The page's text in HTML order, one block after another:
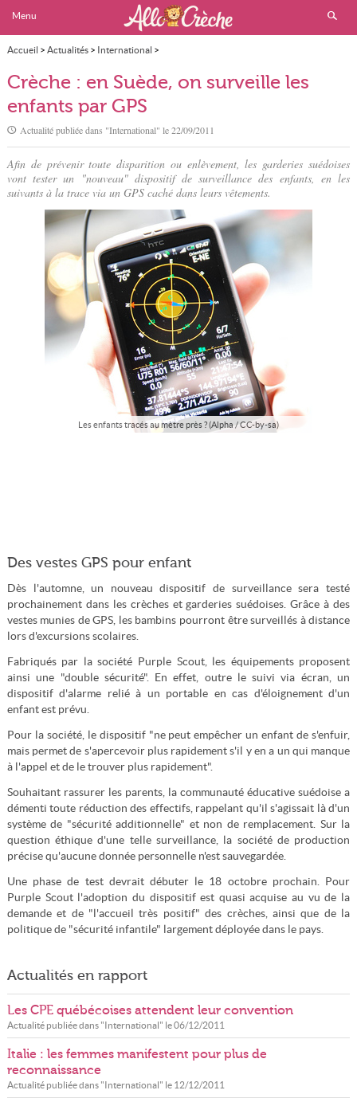
Menu
Accueil > Actualités> International >
Crèche : en Suède, on surveille les enfants par GPS
Crèche : en Suède, on surveille les
enfants par GPS
Actualité publiée dans "International" le22/09/2011
Afin de prévenir toute disparition ou enlèvement, les garderies suédoises
vont tester un "nouveau" dispositif de surveillance des enfants, en les
suivants à la trace via un GPS caché dans leurs vêtements.
Les enfants tracés au mètre près ? (Alpha / CC-by-sa)
Des vestes GPS pour enfant
Dès l'automne, un nouveau dispositif de surveillance sera testé
prochainement dans les crèches et garderies suédoises. Grâce à des
vestes munies de GPS, les bambins pourront être surveillés à distance
lors d'excursions scolaires.
Fabriqués par la société Purple Scout, les équipements proposent
ainsi une "double sécurité". En effet, outre le suivi via écran, un
dispositif d'alarme relié à un portable en cas d'éloignement d'un
enfant est prévu.
Pour la société, le dispositif "ne peut empêcher un enfant de s'enfuir,
mais permet de s'apercevoir plus rapidement s'il y en a un qui manque
à l'appel et de le trouver plus rapidement".
Souhaitant rassurer les parents, la communauté éducative suédoise a
démenti toute réduction des effectifs, rappelant qu'il s'agissait là d'un
système de "sécurité additionnelle" et non de remplacement. Sur la
question éthique d'une telle surveillance, la société de production
précise qu'aucune donnée personnelle n'est sauvegardée.
Une phase de test devrait débuter le 18 octobre prochain. Pour
Purple Scout l'adoption du dispositif est quasi acquise au vu de la
demande et de "l'accueil très positif" des crèches, ainsi que de la
politique de "sécurité infantile" largement déployée dans le pays.
Actualités en rapport
Les CPE québécoises attendent leur convention
Actualité publiée dans "International" le06/12/2011
Italie : les femmes manifestent pour plus de
reconnaissance
Actualité publiée dans "International" le 12/12/2011